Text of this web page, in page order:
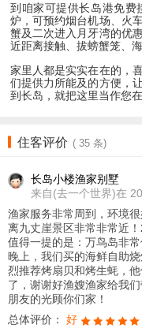
到咱家可提供长岛港免费
炉，可预约烟台机场、火
蟹及二次进入月牙湾的优
近距离接触、拔螃蟹笼、
家里人都是实实在在的，
们提供力所能及的方便，
到长岛，就把这里当作您
住客评价 ( 35 条)
长岛小楼渔家别墅
来自(去一个世界)在
渔家服务非常周到，环境
离九丈崖景区非常非常近！
值得一提的是：万鸟岛非常
晚上，我们买的海鲜自助
烈推荐烤扇贝和烤生蚝，
了，谢谢好渔嫂渔家给我
朋友的光顾你们家！
总体评价： 好